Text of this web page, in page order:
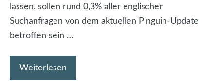
lassen, sollen rund 0,3% aller englischen
Suchanfragen von dem aktuellen Pinguin-Update
betroffen sein …
Weiterlesen